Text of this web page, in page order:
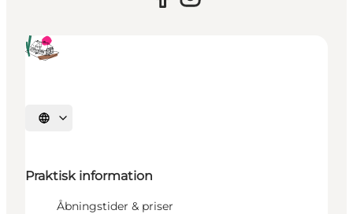
Vælg sprog
Praktisk information
Åbningstider & priser